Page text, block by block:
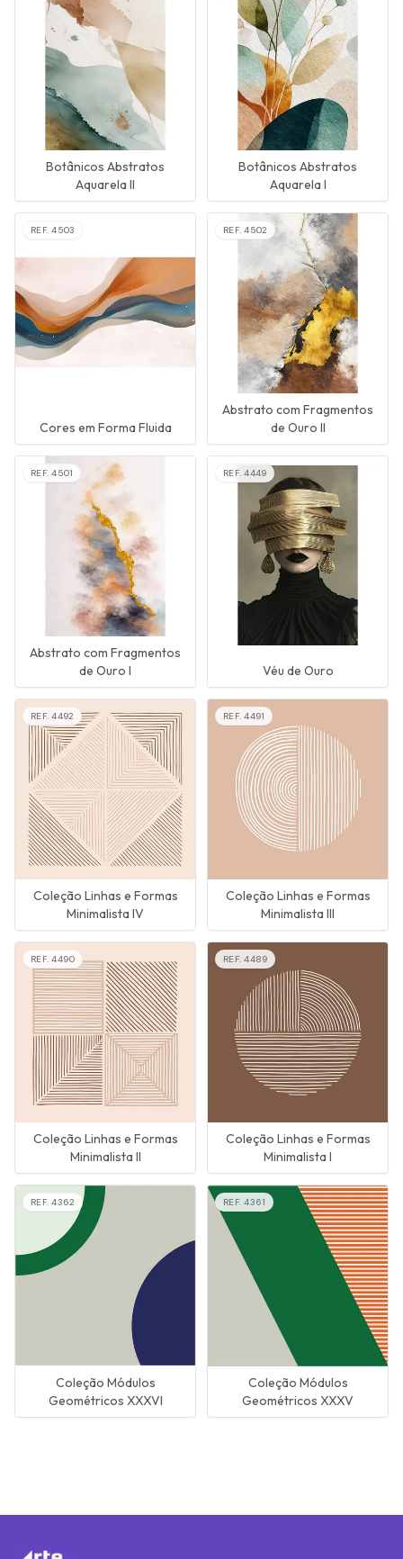
Botânicos Abstratos
Aquarela II
Botânicos Abstratos
Aquarela I
REF.4503
Cores em Forma Fluida
REF.4502
Abstrato com Fragmentos
de Ouro II
REF.4501
Abstrato com Fragmentos
de Ouro I
REF.4449
Véu de Ouro
REF.4492
Coleção Linhas e Formas
Minimalista IV
REF.4491
Coleção Linhas e Formas
Minimalista III
REF.4490
Coleção Linhas e Formas
Minimalista II
REF.4489
Coleção Linhas e Formas
Minimalista I
REF.4362
Coleção Módulos
Geométricos XXXVI
REF.4361
Coleção Módulos
Geométricos XXXV